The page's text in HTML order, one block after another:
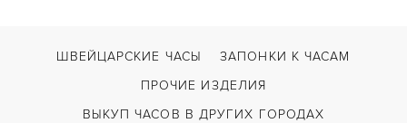
ШВЕЙЦАРСКИЕ ЧАСЫ
ЗАПОНКИ К ЧАСАМ
ПРОЧИЕ ИЗДЕЛИЯ
ВЫКУП ЧАСОВ В ДРУГИХ ГОРОДАХ